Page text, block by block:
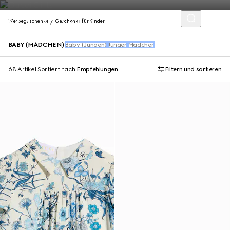
Werbegeschenke Geschenke für Kinder
BABY (MÄDCHEN) Baby (Jungen) Jungen Mädchen
68 Artikel Sortiert nach Empfehlungen Filtern und sortieren